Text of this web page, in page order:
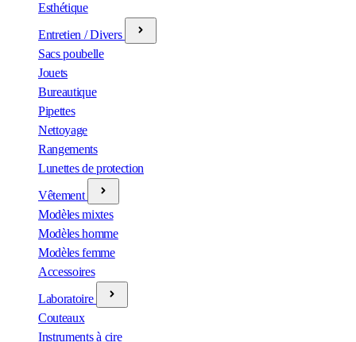
Esthétique
Entretien / Divers
Sacs poubelle
Jouets
Bureautique
Pipettes
Nettoyage
Rangements
Lunettes de protection
Vêtement
Modèles mixtes
Modèles homme
Modèles femme
Accessoires
Laboratoire
Couteaux
Instruments à cire